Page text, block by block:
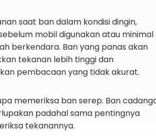
saat ban dalam kondisi dingin,
mobil digunakan atau minimal
berkendara. Ban yang panas akan
tekanan lebih tinggi dan
pembacaan yang tidak akurat.
memeriksa ban serep. Ban
padahal sama pentingnya
tekanannya.